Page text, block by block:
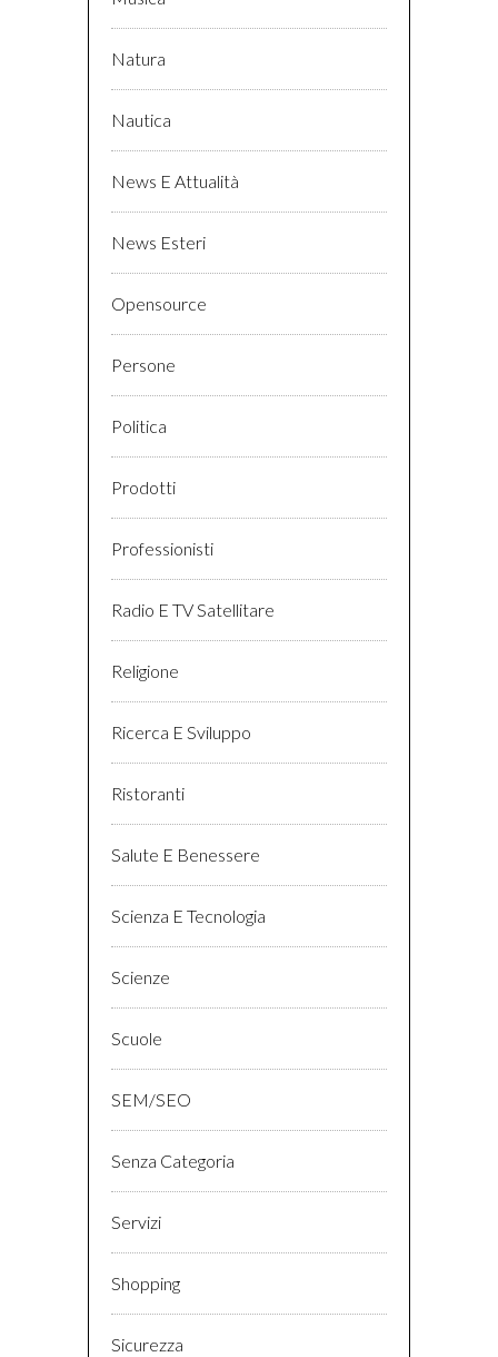
Natura
Nautica
News E Attualità
News Esteri
Opensource
Persone
Politica
Prodotti
Professionisti
Radio E TV Satellitare
Religione
Ricerca E Sviluppo
Ristoranti
Salute E Benessere
Scienza E Tecnologia
Scienze
Scuole
SEM/SEO
Senza Categoria
Servizi
Shopping
Sicurezza